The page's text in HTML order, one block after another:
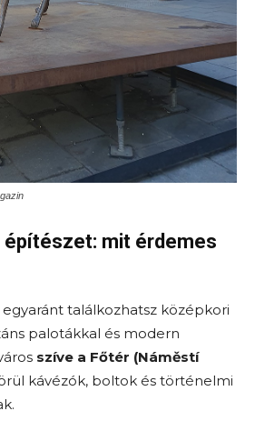
mit érdemes
találkozhatsz középkori
palotákkal és modern
szíve a Főtér (Náměstí
kávézók, boltok és történelmi